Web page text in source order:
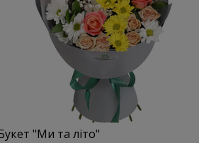
"Ми та літо"